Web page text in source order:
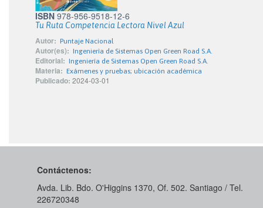
ISBN 978-956-9518-12-6
Tu Ruta Competencia Lectora Nivel Azul
Autor: Puntaje Nacional
Autor(es): Ingenierìa de Sistemas Open Green Road S.A.
Editorial: Ingeniería de Sistemas Open Green Road S.A.
Materia: Exámenes y pruebas; ubicación académica
Publicado: 2024-03-01
Contáctenos:
Avda. Lib. Bdo. O'Higgins 1370, Of. 502. Santiago / Tel.
226720348